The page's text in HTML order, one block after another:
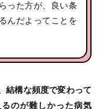
った方が、良い条
んだよってことを
結構な頻度で変わって
のが難しかった病気